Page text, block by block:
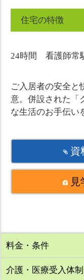
住宅の特徴
24時間 看護師常
ご入居者の安全と
意。併設された「
な生活のお手伝い
資
見
料金・条件
介護・医療受入体制